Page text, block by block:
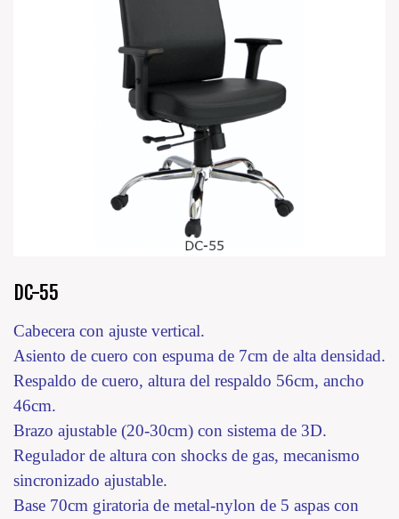
DC-55
Cabecera con ajuste vertical.
Asiento de cuero con espuma de 7cm de alta densidad.
Respaldo de cuero, altura del respaldo 56cm, ancho
46cm.
Brazo ajustable (20-30cm) con sistema de 3D.
Regulador de altura con shocks de gas, mecanismo
sincronizado ajustable.
Base 70cm giratoria de metal-nylon de 5 aspas con